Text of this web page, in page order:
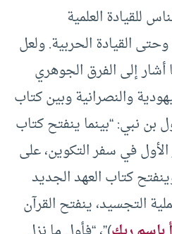
للقيادة العلمية
القيادة الحربية. ولعل
إلى الفرق الجوهري
والنصرانية وبين كتاب
بن نبي: “بينما ينفتح كتاب
الأول في سفر التكوين، على
كتاب العهد الجديد
التجسيد، ينفتح القرآن